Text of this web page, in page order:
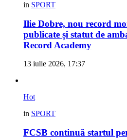
in SPORT
Ilie Dobre, nou record
publicate și statut de
Record Academy
13 iulie 2026, 17:37
Hot
in SPORT
FCSB continuă startul